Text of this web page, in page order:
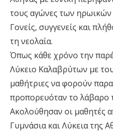
τους αγώνες των ηρωικών
Γονείς, συγγενείς και
τη νεολαία.
Όπως κάθε χρόνο την
Λύκειο Καλαβρύτων με
μαθήτριες να φορούν
προπορευόταν το λάβαρο
Ακολούθησαν οι μαθητές
Γυμνάσια και Λύκεια της